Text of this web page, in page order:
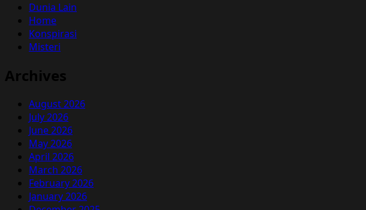
Dunia Lain
Home
Konspirasi
Misteri
Archives
August 2026
July 2026
June 2026
May 2026
April 2026
March 2026
February 2026
January 2026